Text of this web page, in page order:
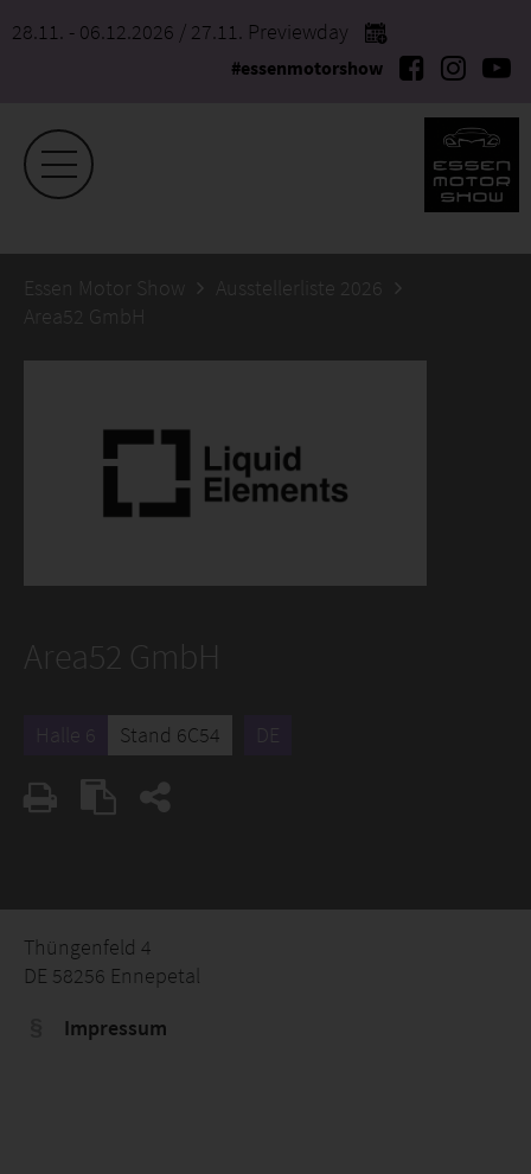
28.11. - 06.12.2026 / 27.11. Previewday
#essenmotorshow
Essen Motor Show
Ausstellerliste 2026
Area52 GmbH
Area52 GmbH
Halle 6 Stand 6C54 DE
Thüngenfeld 4
DE 58256 Ennepetal
Impressum